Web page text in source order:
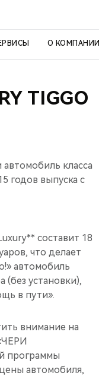
О КОМПАНИИ
TIGGO
класса
годов выпуска c
составит 18
что делает
автомобиль
установки),
в пути».
внимание на
программы
автомобиля,